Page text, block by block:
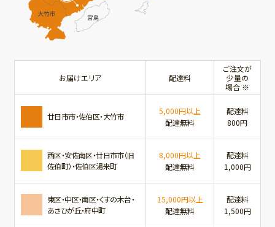
お届けエリア 配達料
ご注文が
少量の
場合 ※
廿日市市・佐伯区・大竹市
5,000円以上
配達無料
配達料
800円
西区・安佐南区・廿日市市（旧
佐伯町）・佐伯区湯来町
8,000円以上
配達無料
配達料
1,000円
東区・中区・南区・くすの木台・
あさひが丘・府中町
15,000円以上
配達無料
配達料
1,500円